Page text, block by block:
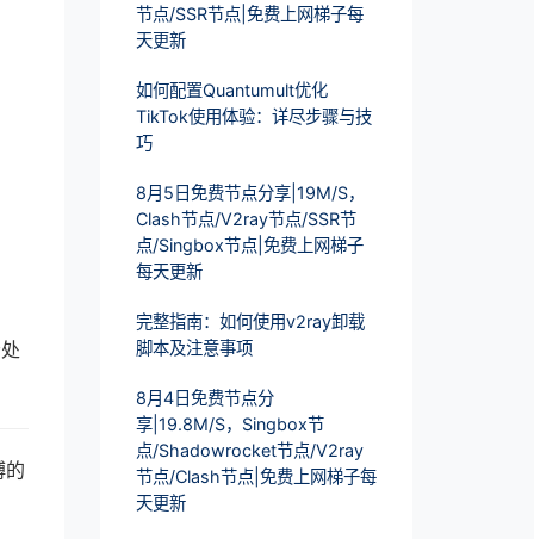
的
节点/SSR节点|免费上网梯子每
天更新
如何配置Quantumult优化
TikTok使用体验：详尽步骤与技
巧
8月5日免费节点分享|19M/S，
Clash节点/V2ray节点/SSR节
点/Singbox节点|免费上网梯子
每天更新
完整指南：如何使用v2ray卸载
脚本及注意事项
8月4日免费节点分
享|19.8M/S，Singbox节
点/Shadowrocket节点/V2ray
节点/Clash节点|免费上网梯子每
天更新